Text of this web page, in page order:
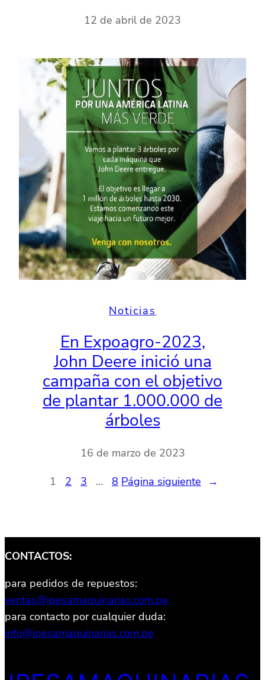
12 de abril de 2023
Noticias
En Expoagro-2023,
John Deere inició una
campaña con el objetivo
de plantar 1.000.000 de
árboles
16 de marzo de 2023
1
2 3 … 8 Página siguiente →
CONTACTOS:
para pedidos de repuestos:
ventas@ipesamaquinarias.com.pe
para contacto por cualquier duda:
info@ipesamaquinarias.com.pe